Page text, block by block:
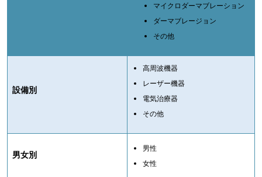
マイクロダーマブレーション
ダーマブレージョン
その他
設備別
高周波機器
レーザー機器
電気治療器
その他
男女別
男性
女性